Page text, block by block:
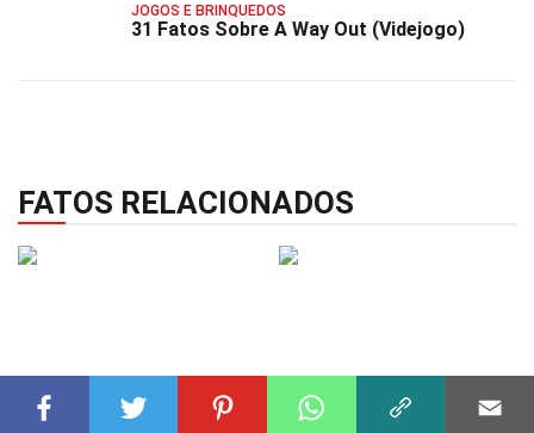
JOGOS E BRINQUEDOS
31 Fatos Sobre A Way Out (Videjogo)
FATOS RELACIONADOS